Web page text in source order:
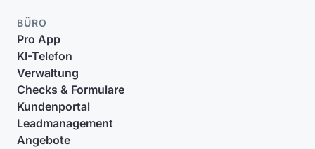
BÜRO
Pro App
KI-Telefon
Verwaltung
Checks & Formulare
Kundenportal
Leadmanagement
Angebote